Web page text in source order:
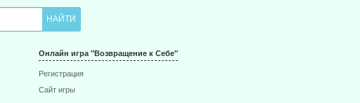
Онлайн игра "Возвращение к Себе"
Регистрация
Сайт игры